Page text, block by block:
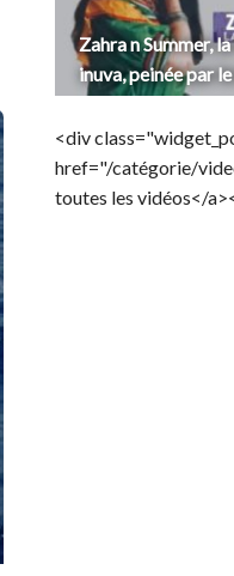
Zahra n Summer,
inuva, peinée par
<div
href="/catégorie/
toutes les vidéos</